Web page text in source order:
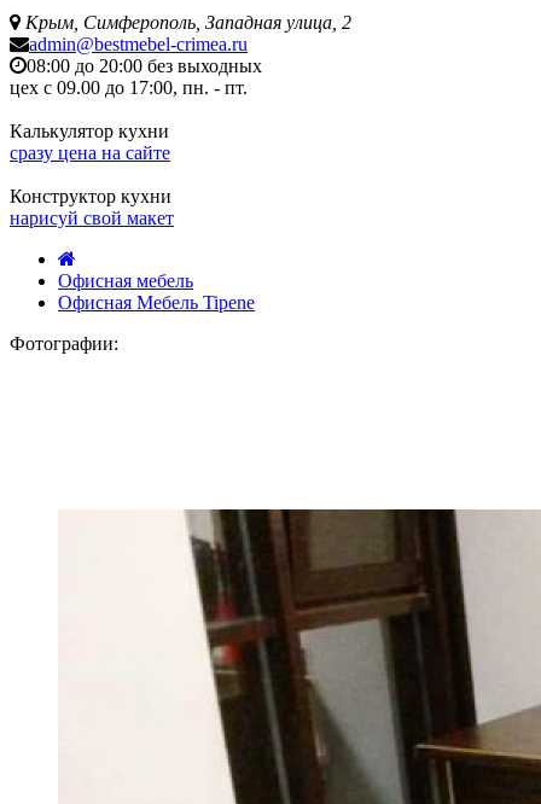
Крым, Симферополь, Западная улица, 2
admin@bestmebel-crimea.ru
08:00 до 20:00 без выходных
цех с 09.00 до 17:00, пн. - пт.
Калькулятор кухни
сразу цена на сайте
Конструктор кухни
нарисуй свой макет
Офисная мебель
Офисная Мебель Tipene
Фотографии: